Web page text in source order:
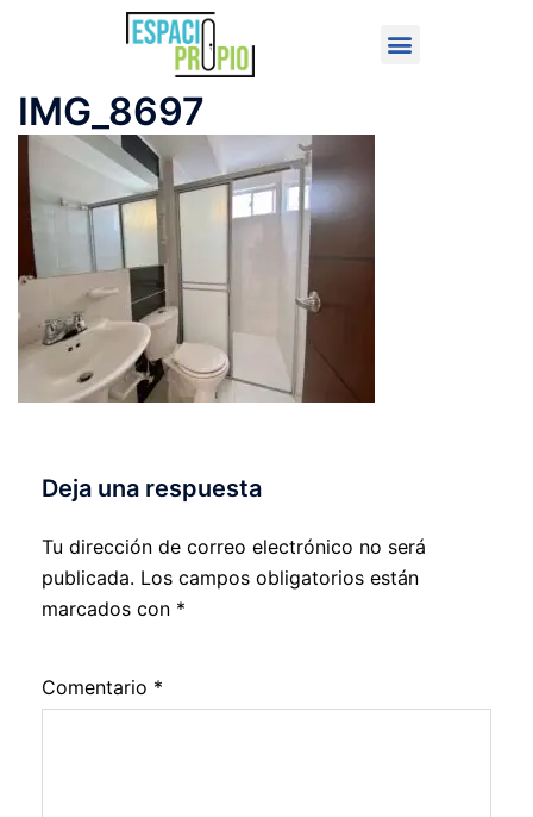
IMG_8697
Deja una respuesta
Tu dirección de correo electrónico no será
publicada. Los campos obligatorios están
marcados con *
Comentario *